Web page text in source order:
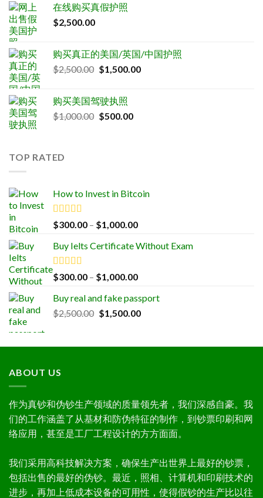
$2,500.00.
在线购买真假护照
$2,500.00
购买真正的美国/英国/中国护照
$2,500.00 Original
$2,500.00.
$1,500.00Current
购买美国驾驶执照
$1,000.00 Original
$500.00Current
TOP RATED
How to Invest in Bitcoin
Rated 5.00
out of 5
$300.00 – $1,000.00Price
$300.00
$1,000.00
Buy Ielts Certificate Without Exam
Rated 5.00
out of 5
$300.00 – $1,000.00Price
$300.00
through
Buy real and fake passport
$2,500.00 Original
$2,500.00.
$1,500.00Current
$1,500.00.
ABOUT US
作为真钞和伪钞生产领域的质量领先者，我们深感自豪。我
们的工作涵盖了从基材和防伪特征的制作，到钞票印刷和网
络应用，甚至是工厂工程设计的方方面面。
我们采用高科技解决方案，确保生产出世界上最好的钞票，
包括出售的最好的伪钞。最近，照相、计算机和印刷技术的
进步，再加上低成本设备的可用性，使得假钞的生产比以往